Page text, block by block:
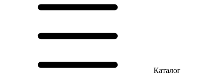
Каталог